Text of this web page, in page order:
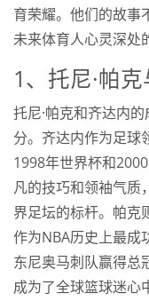
育荣耀。他们的故事
未来体育人心灵深处
1、托尼·帕
托尼·帕克和齐达内
分。齐达内作为足球
1998年世界杯和
凡的技巧和领袖气质
界足坛的标杆。帕克
作为NBA历史上最成
东尼奥马刺队赢得总
成为了全球篮球迷心